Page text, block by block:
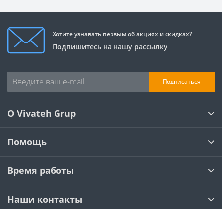
Хотите узнавать первым об акциях и скидках?
Подпишитесь на нашу рассылку
Подписаться
О Vivateh Grup
Помощь
Время работы
Наши контакты